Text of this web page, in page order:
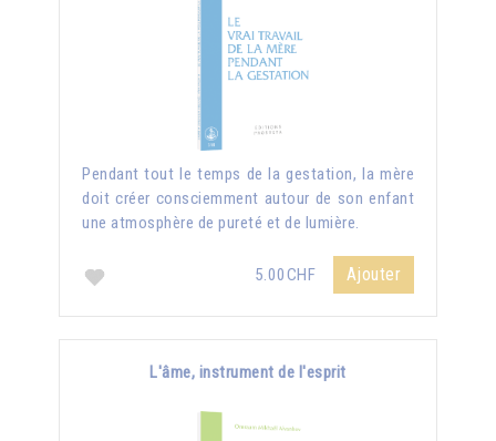
Pendant tout le temps de la gestation, la mère
doit créer consciemment autour de son enfant
une atmosphère de pureté et de lumière.
5.00CHF Ajouter
L'âme, instrument de l'esprit